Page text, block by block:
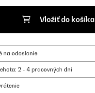
Vložiť do košíka
na odoslanie
2 - 4 pracovných dní